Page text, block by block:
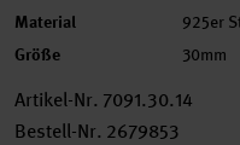
Material 925er
Größe 30mm
Artikel-Nr. 7091.30.14
Bestell-Nr. 2679853